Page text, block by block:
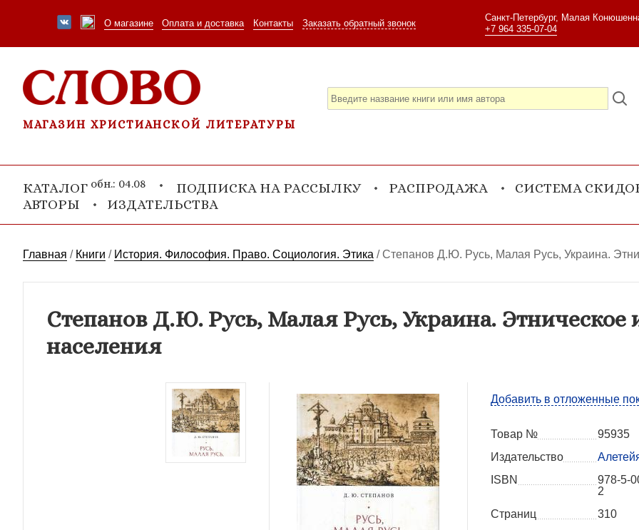
О магазине Оплата и доставка Контакты Заказать обратный звонок
Санкт-Петербург, Малая
+7 964 335-07-04
МАГАЗИН ХРИСТИАНСКОЙ ЛИТЕРАТУРЫ
КАТАЛОГ обн.: 04.08 ПОДПИСКА НА РАССЫЛКУ РАСПРОДАЖА
СИСТЕМА
АВТОРЫ
ИЗДАТЕЛЬСТВА
Главная / Книги / История. Философия. Право. Социология. Этика /Степанов Д.Ю. Русь, Малая Русь, Украина.
Степанов Д.Ю. Русь, Малая Русь, Украина. Этническое
населения
Добавить в отложенные
Товар №
95935
Издательство
ISBN
978-5-
2
Страниц
310